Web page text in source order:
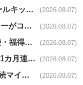
オイシックスnews｜スノーピークとのコラボミールキット8/13発売 (2026.08.07)
OICグループnews｜グループ酒造会社のウイスキーがコンペティション受賞 (2026.08.07)
PLANTnews｜お盆向けごちそう商品と｢夏の福袋・福得カート｣8/8から開催 (2026.08.07)
リテールパートナーズnews｜7月既存店1.5%増/41カ月連続増 (2026.08.07)
MrMax news｜7月既存店売上高1.6％減､2カ月連続マイナス (2026.08.07)